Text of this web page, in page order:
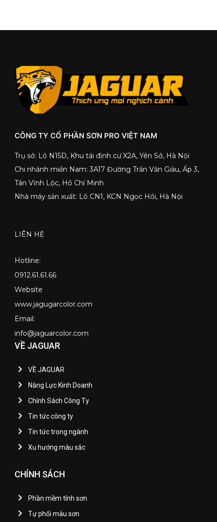
CÔNG TY CỔ PHẦN SƠN PRO VIỆT NAM
Trụ sở: Lô N15D, Khu tái định cư X2A, Yên Sở, Hà Nội
Chi nhánh miền Nam: 3A17 Đường Trần Văn Giàu, Ấp 3,
Tân Vĩnh Lộc, Hồ Chí Minh
Nhà máy sản xuất: Lô CN1, KCN Ngọc Hồi, Hà Nội
LIÊN HỆ
Hotline:
0912.61.61.66
Website
www.jagugarcolor.com
Email:
info@jaguarcolor.com
VỀ JAGUAR
VỀ JAGUAR
Năng Lực Kinh Doanh
Chính Sách Công Ty
Tin tức công ty
Tin tức trong ngành
Xu hướng màu sắc
CHÍNH SÁCH
Phần mềm tính sơn
Tự phối màu sơn